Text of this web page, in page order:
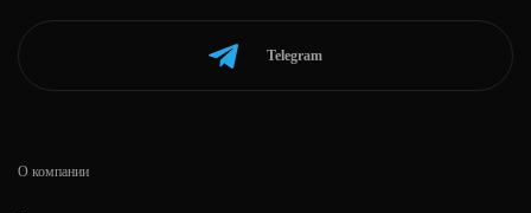
Telegram
О компании